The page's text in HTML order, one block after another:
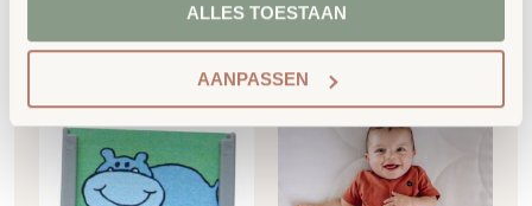
ALLES TOESTAAN
AANPASSEN
Gerelateerde
producten